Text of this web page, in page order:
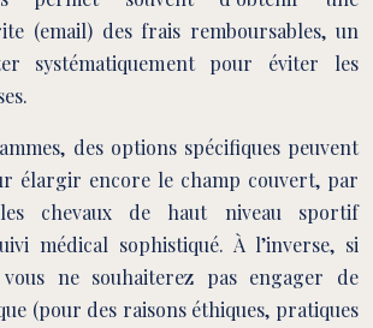
(email) des frais remboursables, un
systématiquement pour éviter les
des options spécifiques peuvent
élargir encore le champ couvert, par
chevaux de haut niveau sportif
médical sophistiqué. À l’inverse, si
ne souhaiterez pas engager de
(pour des raisons éthiques, pratiques